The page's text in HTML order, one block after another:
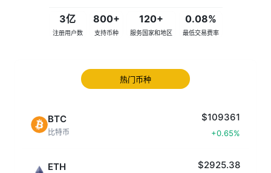
3亿
注册用户数
800+
支持币种
120+
服务国家和地区
0.08%
最低交易费率
热门币种
BTC
比特币
$109361
+0.65%
ETH $2925.38